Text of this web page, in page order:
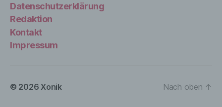
Datenschutzerklärung
Redaktion
Kontakt
Impressum
© 2026 Xonik Nach oben ↑
Öffentlichkeit als auch für unsere Kunden und
Geschäftspartner einfach lesbar und
verständlich sein. Um dies zu gewährleisten,
möchten wir vorab die verwendeten
Begrifflichkeiten erläutern.